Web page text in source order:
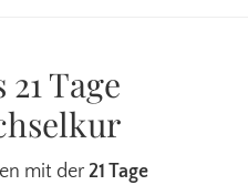
Tage
mit der 21 Tage